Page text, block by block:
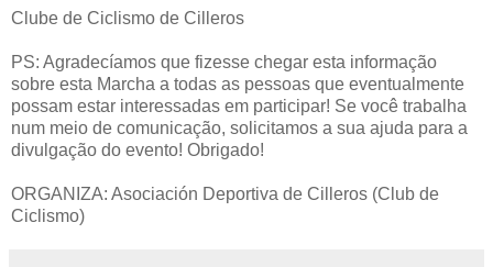
Clube de Ciclismo de Cilleros
PS: Agradecíamos que fizesse chegar esta informação
sobre esta Marcha a todas as pessoas que eventualmente
possam estar interessadas em participar! Se você trabalha
num meio de comunicação, solicitamos a sua ajuda para a
divulgação do evento! Obrigado!
ORGANIZA: Asociación Deportiva de Cilleros (Club de
Ciclismo)